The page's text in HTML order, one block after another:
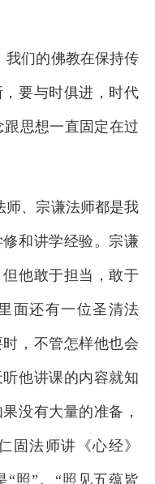
我们的佛教在保持传
要与时俱进，时代
思想一直固定在过
师、宗谦法师都是我
和讲学经验。宗谦
他敢于担当，敢于
面还有一位圣清法
，不管怎样他也会
他讲课的内容就知
没有大量的准备，
固法师讲《心经》
“照”。“照见五蕴皆